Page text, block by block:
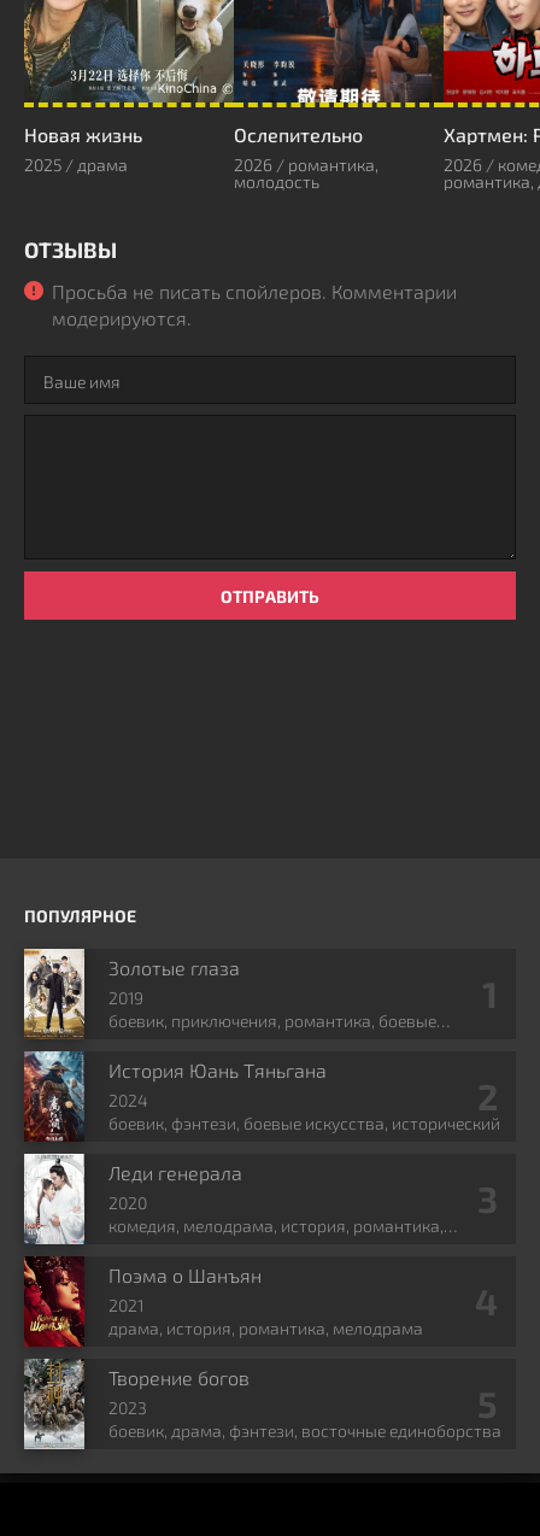
Новая жизнь
2025 / драма
Ослепительно
2026 / романтика,
молодость
2026 /
романтика,
ОТЗЫВЫ
Просьба не писать спойлеров. Комментарии
модерируются.
ОТПРАВИТЬ
ПОПУЛЯРНОЕ
Золотые глаза
2019
боевик, приключения, романтика, боевые
История Юань Тяньгана
2024
боевик, фэнтези, боевые искусства, исторический
Леди генерала
2020
комедия, мелодрама, история, романтика,
Поэма о Шанъян
2021
драма, история, романтика, мелодрама
Творение богов
2023
боевик, драма, фэнтези, восточные единоборства